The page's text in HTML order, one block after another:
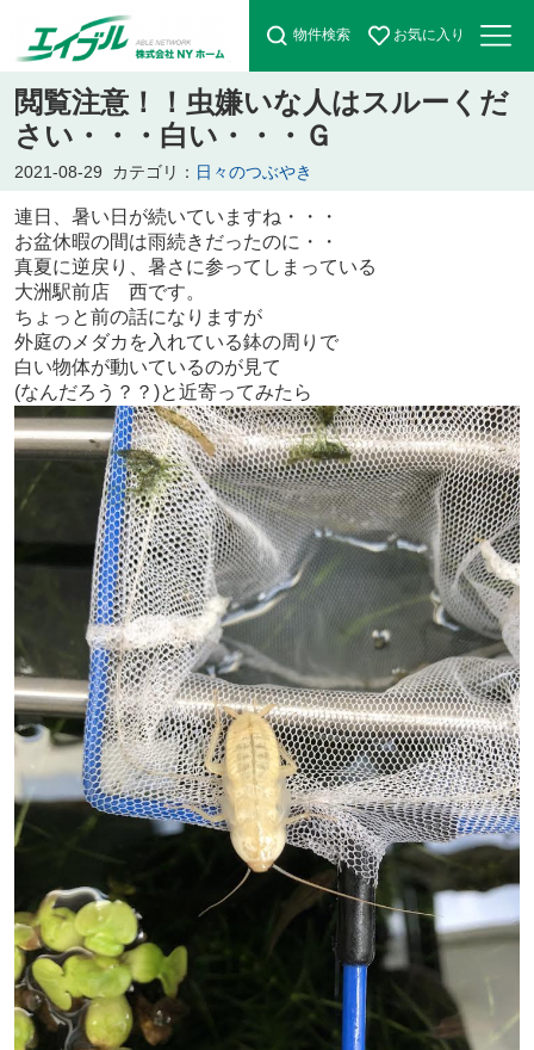
物件検索 お気に入り
閲覧注意！！虫嫌いな人はスルーくだ
さい・・・白い・・・Ｇ
2021-08-29 カテゴリ： 日々のつぶやき
連日、暑い日が続いていますね・・・
お盆休暇の間は雨続きだったのに・・
真夏に逆戻り、暑さに参ってしまっている
大洲駅前店 西です。
ちょっと前の話になりますが
外庭のメダカを入れている鉢の周りで
白い物体が動いているのが見て
(なんだろう？？)と近寄ってみたら